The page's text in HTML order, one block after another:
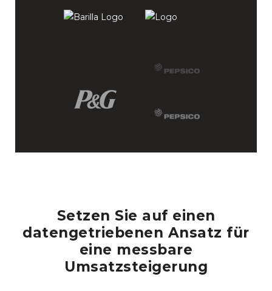
Setzen Sie auf einen
datengetriebenen Ansatz für
eine messbare
Umsatzsteigerung